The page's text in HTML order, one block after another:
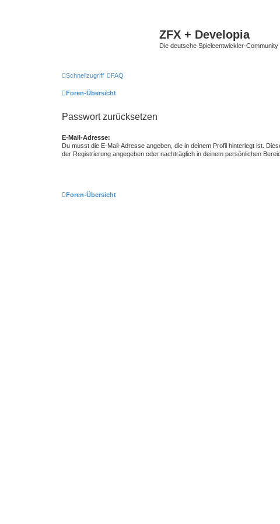
ZFX + Developia
Die deutsche Spieleentwickler-Community
Schnellzugriff FAQ
Foren-Übersicht
Passwort zurücksetzen
E-Mail-Adresse:
Du musst die E-Mail-Adresse angeben, die in deinem Profil hinterlegt ist.
der Registrierung angegeben oder nachträglich in deinem persönlichen
Foren-Übersicht